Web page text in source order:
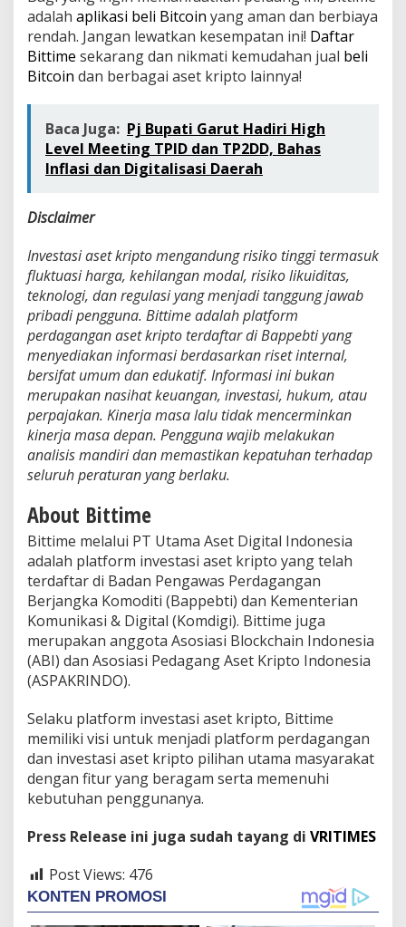
adalah aplikasi beli Bitcoin yang aman dan berbiaya
rendah. Jangan lewatkan kesempatan ini! Daftar
Bittime sekarang dan nikmati kemudahan jual beli
Bitcoin dan berbagai aset kripto lainnya!
Baca Juga: Pj Bupati Garut Hadiri High
Level Meeting TPID dan TP2DD, Bahas
Inflasi dan Digitalisasi Daerah
Disclaimer
Investasi aset kripto mengandung risiko tinggi termasuk
fluktuasi harga, kehilangan modal, risiko likuiditas,
teknologi, dan regulasi yang menjadi tanggung jawab
pribadi pengguna. Bittime adalah platform
perdagangan aset kripto terdaftar di Bappebti yang
menyediakan informasi berdasarkan riset internal,
bersifat umum dan edukatif. Informasi ini bukan
merupakan nasihat keuangan, investasi, hukum, atau
perpajakan. Kinerja masa lalu tidak mencerminkan
kinerja masa depan. Pengguna wajib melakukan
analisis mandiri dan memastikan kepatuhan terhadap
seluruh peraturan yang berlaku.
About Bittime
Bittime melalui PT Utama Aset Digital Indonesia
adalah platform investasi aset kripto yang telah
terdaftar di Badan Pengawas Perdagangan
Berjangka Komoditi (Bappebti) dan Kementerian
Komunikasi & Digital (Komdigi). Bittime juga
merupakan anggota Asosiasi Blockchain Indonesia
(ABI) dan Asosiasi Pedagang Aset Kripto Indonesia
(ASPAKRINDO).
Selaku platform investasi aset kripto, Bittime
memiliki visi untuk menjadi platform perdagangan
dan investasi aset kripto pilihan utama masyarakat
dengan fitur yang beragam serta memenuhi
kebutuhan penggunanya.
Press Release ini juga sudah tayang di VRITIMES
Post Views: 476